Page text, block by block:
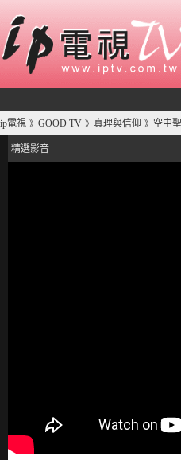
ip電視 》 GOOD TV 》 真理與信仰 》 空中
精選影音